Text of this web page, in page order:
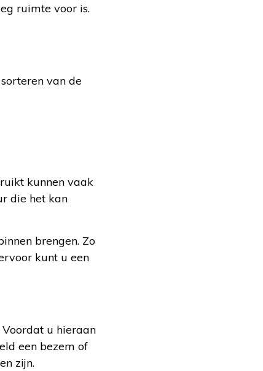
ruimte voor is.
van de
kunnen vaak
die het kan
brengen. Zo
kunt u een
u hieraan
een bezem of
zijn.